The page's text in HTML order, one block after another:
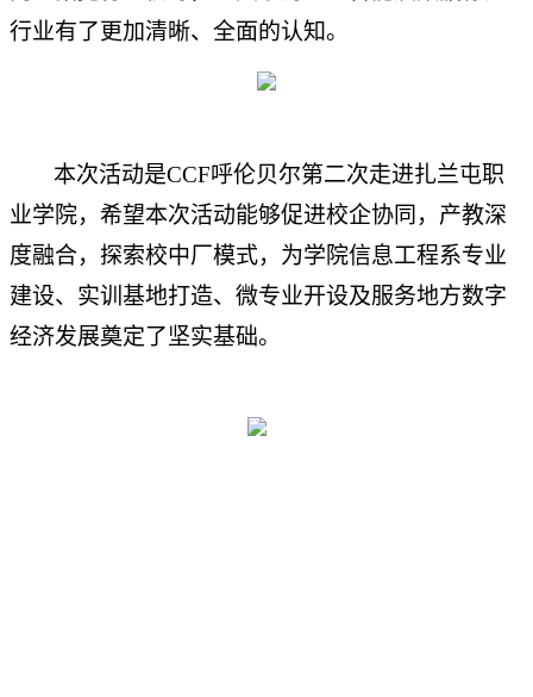
行业有了更加清晰、全面的认知。
本次活动是CCF呼伦贝尔第二次走进扎兰屯职
业学院，希望本次活动能够促进校企协同，产教深
度融合，探索校中厂模式，为学院信息工程系专业
建设、实训基地打造、微专业开设及服务地方数字
经济发展奠定了坚实基础。